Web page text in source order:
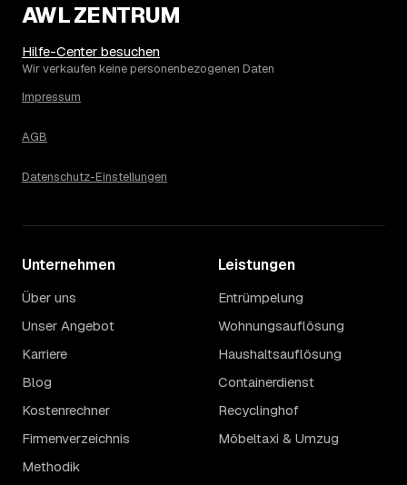
fallend (−8 %), mit dem bisherigen Höchststand im Jahr
aber die Daten zeigen: Wer frühzeitig anfragt, sichert sich
das aktuelle Preisniveau als Festpreis — unabhängig
14 Warum schwankt der Preis zwischen 800 und
eher am unteren Ende, eine voll möblierte Wohnung mit
Auch anrechenbare Wertgegenstände oder ein hoher
Betrag für Ihren Fall erfahren Sie erst nach einer kurzen,
AWL ZENTRUM
Hilfe-Center besuchen
Wir verkaufen keine personenbezogenen Daten
Impressum
AGB
Datenschutz-Einstellungen
Unternehmen
Über uns
Unser Angebot
Karriere
Blog
Kostenrechner
Firmenverzeichnis
Methodik
Leistungen
Entrümpelung
Wohnungsauflösung
Haushaltsauflösung
Containerdienst
Recyclinghof
Möbeltaxi & Umzug